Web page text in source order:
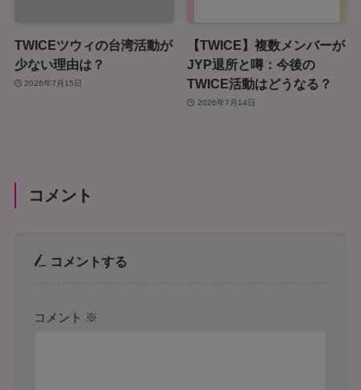
TWICEツウィの台湾活動が
少ない理由は？
2026年7月15日
【TWICE】複数メンバーが
JYP退所と噂：今後の
TWICE活動はどうなる？
2026年7月14日
コメント
コメントする
コメント ※